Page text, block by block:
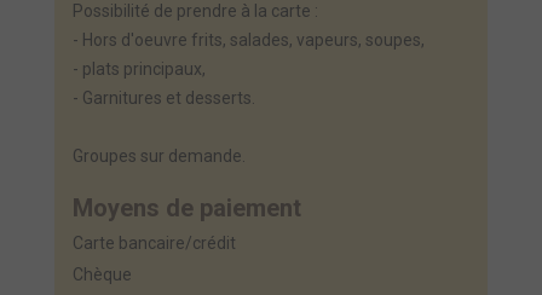
Possibilité de prendre à la carte :
- Hors d'oeuvre frits, salades, vapeurs, soupes,
- plats principaux,
- Garnitures et desserts.
Groupes sur demande.
Moyens de paiement
Carte bancaire/crédit
Chèque